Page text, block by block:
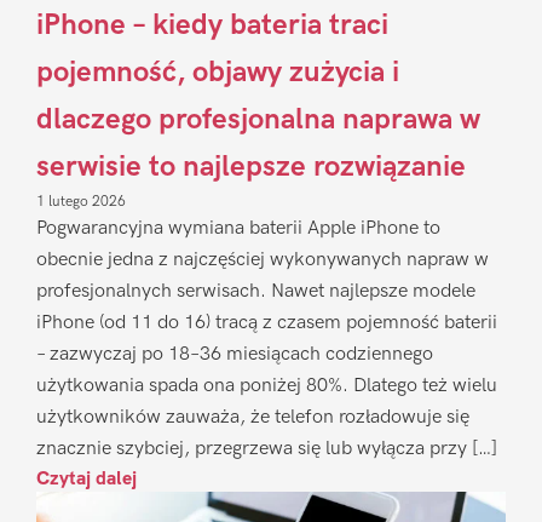
iPhone – kiedy bateria traci
pojemność, objawy zużycia i
dlaczego profesjonalna naprawa w
serwisie to najlepsze rozwiązanie
1 lutego 2026
Pogwarancyjna wymiana baterii Apple iPhone to
obecnie jedna z najczęściej wykonywanych napraw w
profesjonalnych serwisach. Nawet najlepsze modele
iPhone (od 11 do 16) tracą z czasem pojemność baterii
– zazwyczaj po 18–36 miesiącach codziennego
użytkowania spada ona poniżej 80%. Dlatego też wielu
użytkowników zauważa, że telefon rozładowuje się
znacznie szybciej, przegrzewa się lub wyłącza przy […]
Czytaj dalej